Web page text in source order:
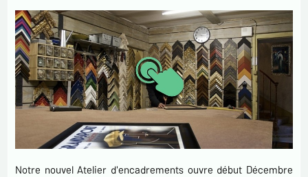
Notre nouvel Atelier d'encadrements ouvre début Décembre